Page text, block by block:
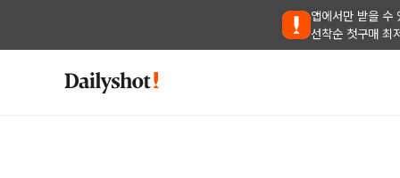
앱에서만 받을 수
선착순 첫구매 최